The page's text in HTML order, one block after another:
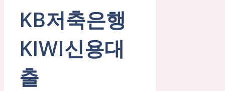
KB저축은행
KIWI신용대
출